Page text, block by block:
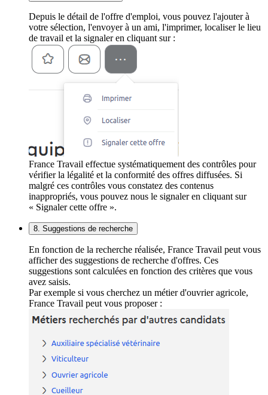
Depuis le détail de l'offre d'emploi, vous pouvez l'ajouter à
votre sélection, l'envoyer à un ami, l'imprimer, localiser le lieu
de travail et la signaler en cliquant sur :
France Travail effectue systématiquement des contrôles pour
vérifier la légalité et la conformité des offres diffusées. Si
malgré ces contrôles vous constatez des contenus
inappropriés, vous pouvez nous le signaler en cliquant sur
« Signaler cette offre ».
8. Suggestions de recherche
En fonction de la recherche réalisée, France Travail peut vous
afficher des suggestions de recherche d'offres. Ces
suggestions sont calculées en fonction des critères que vous
avez saisis.
Par exemple si vous cherchez un métier d'ouvrier agricole,
France Travail peut vous proposer :